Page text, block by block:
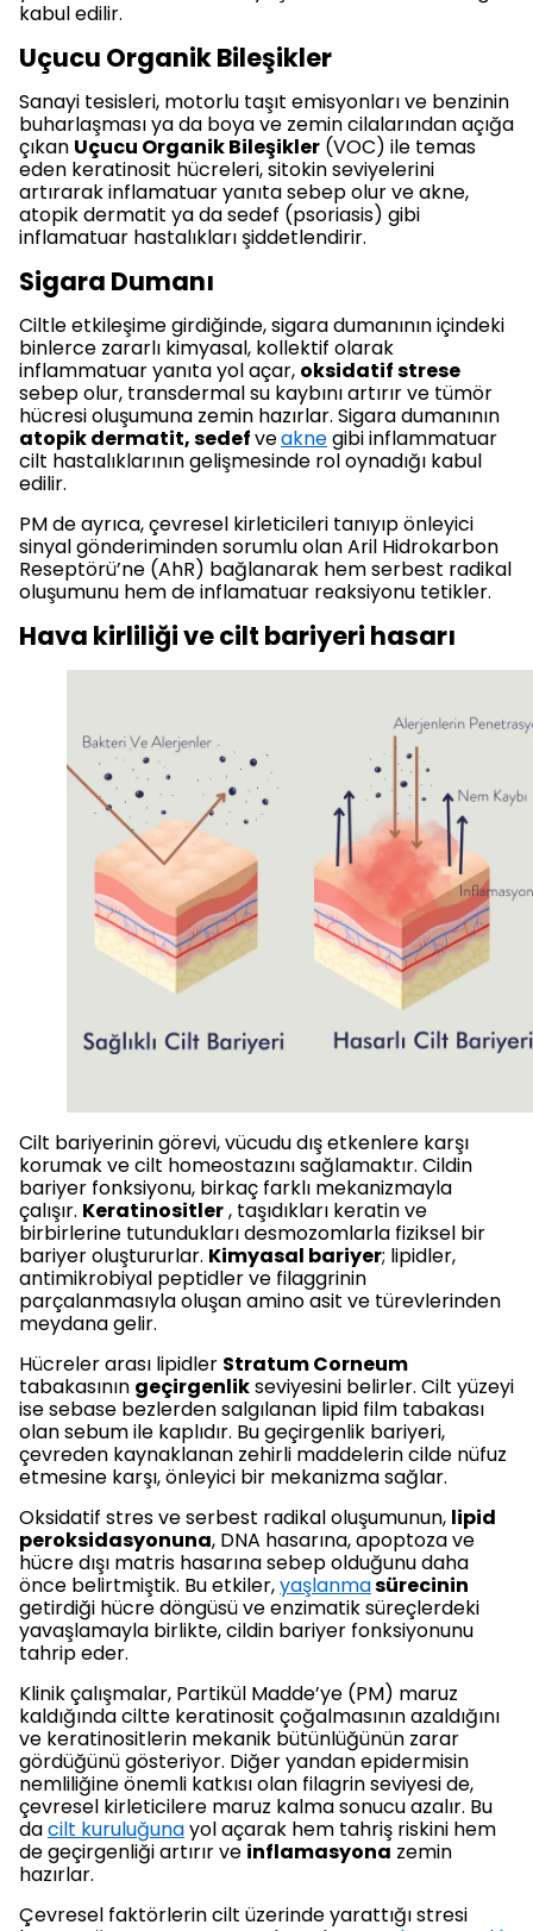
kabul edilir.
Uçucu Organik Bileşikler
Sanayi tesisleri, motorlu taşıt emisyonları ve benzinin
buharlaşması ya da boya ve zemin cilalarından açığa
çıkan Uçucu Organik Bileşikler (VOC) ile temas
eden keratinosit hücreleri, sitokin seviyelerini
artırarak inflamatuar yanıta sebep olur ve akne,
atopik dermatit ya da sedef (psoriasis) gibi
inflamatuar hastalıkları şiddetlendirir.
Sigara Dumanı
Ciltle etkileşime girdiğinde, sigara dumanının içindeki
binlerce zararlı kimyasal, kollektif olarak
inflammatuar yanıta yol açar, oksidatif strese
sebep olur, transdermal su kaybını artırır ve tümör
hücresi oluşumuna zemin hazırlar. Sigara dumanının
atopik dermatit, sedefveaknegibi inflammatuar
cilt hastalıklarının gelişmesinde rol oynadığı kabul
edilir.
PM de ayrıca, çevresel kirleticileri tanıyıp önleyici
sinyal gönderiminden sorumlu olan Aril Hidrokarbon
Reseptörü’ne (AhR) bağlanarak hem serbest radikal
oluşumunu hem de inflamatuar reaksiyonu tetikler.
Hava kirliliği ve cilt bariyeri hasarı
Cilt bariyerinin görevi, vücudu dış etkenlere karşı
korumak ve cilt homeostazını sağlamaktır. Cildin
bariyer fonksiyonu, birkaç farklı mekanizmayla
çalışır. Keratinositler, taşıdıkları keratin ve
birbirlerine tutundukları desmozomlarla fiziksel bir
bariyer oluştururlar. Kimyasal bariyer; lipidler,
antimikrobiyal peptidler ve filaggrinin
parçalanmasıyla oluşan amino asit ve türevlerinden
meydana gelir.
Hücreler arası lipidler Stratum Corneum
tabakasının geçirgenlikseviyesini belirler. Cilt yüzeyi
ise sebase bezlerden salgılanan lipid film tabakası
olan sebum ile kaplıdır. Bu geçirgenlik bariyeri,
çevreden kaynaklanan zehirli maddelerin cilde nüfuz
etmesine karşı, önleyici bir mekanizma sağlar.
Oksidatif stres ve serbest radikal oluşumunun, lipid
peroksidasyonuna, DNA hasarına, apoptoza ve
hücre dışı matris hasarına sebep olduğunu daha
önce belirtmiştik. Bu etkiler,yaşlanmasürecinin
getirdiği hücre döngüsü ve enzimatik süreçlerdeki
yavaşlamayla birlikte, cildin bariyer fonksiyonunu
tahrip eder.
Klinik çalışmalar, Partikül Madde’ye (PM) maruz
kaldığında ciltte keratinosit çoğalmasının azaldığını
ve keratinositlerin mekanik bütünlüğünün zarar
gördüğünü gösteriyor. Diğer yandan epidermisin
nemliliğine önemli katkısı olan filagrin seviyesi de,
çevresel kirleticilere maruz kalma sonucu azalır. Bu
dacilt kuruluğunayol açarak hem tahriş riskini hem
de geçirgenliği artırır ve inflamasyona zemin
hazırlar.
Çevresel faktörlerin cilt üzerinde yarattığı stresi